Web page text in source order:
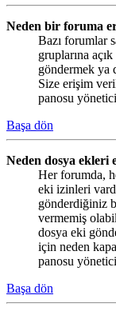
Neden bir foruma
Bazı forumlar
gruplarına
göndermek ya
Size erişim
panosu
Başa dön
Neden dosya ekleri
Her forumda,
eki izinleri
gönderdiğiniz
vermemiş
dosya eki
için neden
panosu
Başa dön